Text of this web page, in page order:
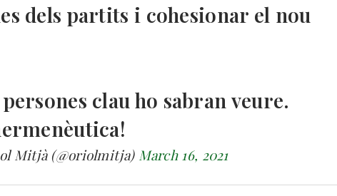
dels partits i cohesionar el nou
clau ho sabran veure.
Mitjà (@oriolmitja) March 16, 2021